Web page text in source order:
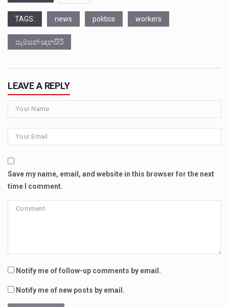
TAGS: news politics workers
සැම්සන් ඥානසිරි
LEAVE A REPLY
Save my name, email, and website in this browser for the next
time I comment.
Notify me of follow-up comments by email.
Notify me of new posts by email.